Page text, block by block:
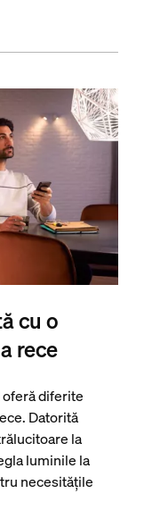
cu o
rece
diferite
Datorită
la
luminile la
necesitățile